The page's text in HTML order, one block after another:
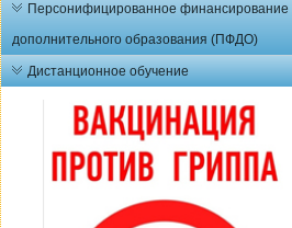
Персонифицированное финансирование
дополнительного образования (ПФДО)
Дистанционное обучение